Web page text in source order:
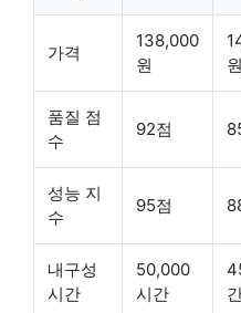
가격
138,000
원
원
품질 점
수
92점
성능 지
수
95점
내구성
시간
50,000
시간